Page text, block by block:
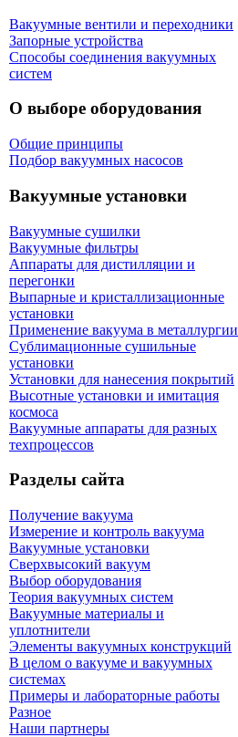
Вакуумные вентили и переходники
Запорные устройства
Способы соединения вакуумных
систем
О выборе оборудования
Общие принципы
Подбор вакуумных насосов
Вакуумные установки
Вакуумные сушилки
Вакуумные фильтры
Аппараты для дистилляции и
перегонки
Выпарные и кристаллизационные
установки
Применение вакуума в металлургии
Сублимационные сушильные
установки
Установки для нанесения покрытий
Высотные установки и имитация
космоса
Вакуумные аппараты для разных
техпроцессов
Разделы сайта
Получение вакуума
Измерение и контроль вакуума
Вакуумные установки
Сверхвысокий вакуум
Выбор оборудования
Теория вакуумных систем
Вакуумные материалы и
уплотнители
Элементы вакуумных конструкций
В целом о вакууме и вакуумных
системах
Примеры и лабораторные работы
Разное
Наши партнеры